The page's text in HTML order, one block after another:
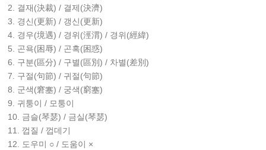
2. 결재(決裁) / 결제(決濟)
3. 경신(更新) / 갱신(更新)
4. 경우(境遇) / 경위(涇渭) / 경위(經緯)
5. 곤욕(困辱) / 곤혹(困惑)
6. 구분(區分) / 구별(區別) / 차별(差別)
7. 구절(句節) / 귀절(句節)
8. 군색(窘塞) / 궁색(窮塞)
9. 귀퉁이 / 모퉁이
10. 금슬(琴瑟) / 금실(琴瑟)
11. 껍질 / 껍데기
12. 도우미 ○ / 도움이 ×